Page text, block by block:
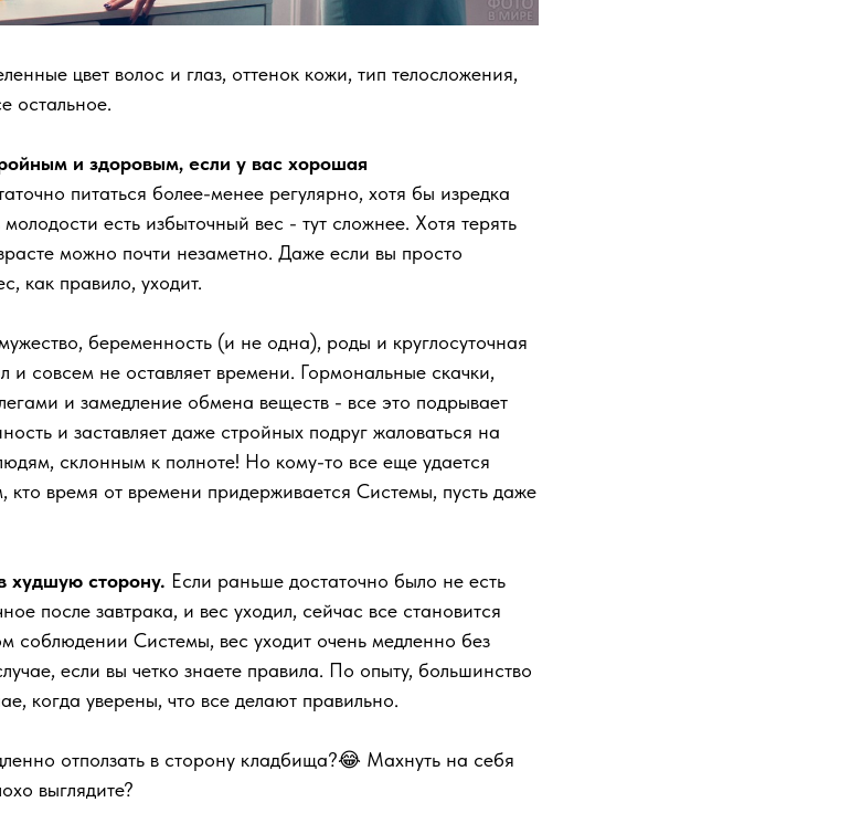
цвет волос и глаз, оттенок кожи, тип телосложения,
остальное.
и здоровым, если у вас хорошая
питаться более-менее регулярно, хотя бы изредка
есть избыточный вес - тут сложнее. Хотя терять
можно почти незаметно. Даже если вы просто
как правило, уходит.
беременность (и не одна), роды и круглосуточная
и совсем не оставляет времени. Гормональные скачки,
и замедление обмена веществ - все это подрывает
и заставляет даже стройных подруг жаловаться на
склонным к полноте! Но кому-то все еще удается
время от времени придерживается Системы, пусть даже
худшую сторону. Если раньше достаточно было не есть
после завтрака, и вес уходил, сейчас все становится
соблюдении Системы, вес уходит очень медленно без
если вы четко знаете правила. По опыту, большинство
когда уверены, что все делают правильно.
отползать в сторону кладбища?😂 Махнуть на себя
выглядите?